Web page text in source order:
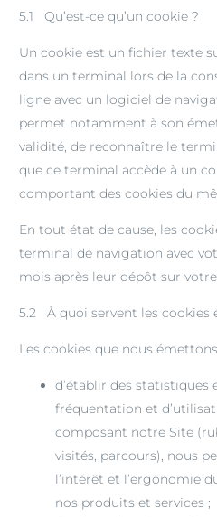
5.1 Qu’est-ce qu’un cookie ?
Un cookie est un fichier texte
dans un terminal lors de la
ligne avec un logiciel de
permet notamment à son
validité, de reconnaître le
que ce terminal accède à un
comportant des cookies du
En tout état de cause, les
terminal de navigation avec
mois après leur dépôt sur
5.2 À quoi servent les cookies
Les cookies que nous
d’établir des statistiques
fréquentation et
composant notre Site
visités, parcours), nous
l’intérêt et l’ergonomie
nos produits et services ;